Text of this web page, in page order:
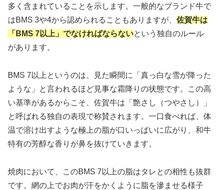
多く含まれていることを示します。一般的なブランド牛で
はBMS 3や4から認められることもありますが、 佐賀牛は
「BMS 7以上」でなければならないという独自のルール
があります。
BMS 7以上というのは、見た瞬間に「真っ白な雪が降った
ような」と言われるほど見事な霜降りの状態です。この高
い基準があるからこそ、佐賀牛は「艶さし（つやさし）」
と呼ばれる独自の表現で称賛されます。一口食べれば、体
温で溶け出すような極上の脂が口いっぱいに広がり、和牛
特有の芳醇な香りが鼻を抜けていきます。
焼肉において、このBMS 7以上の脂はタレとの相性も抜群
です。網の上でお肉が汗をかくように脂を滲ませる様子